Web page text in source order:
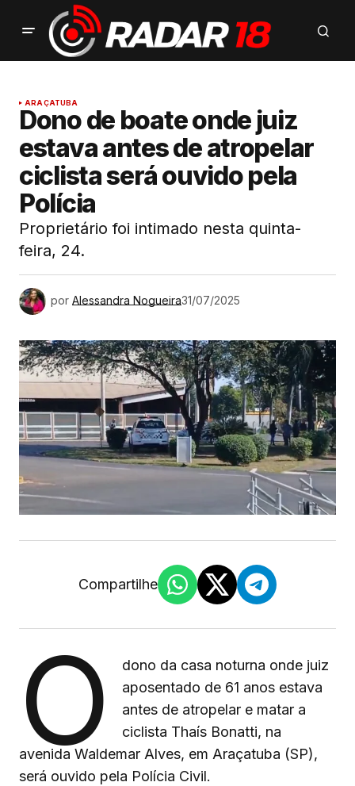
ARAÇATUBA
Dono de boate onde juiz
estava antes de atropelar
ciclista será ouvido pela
Polícia
Proprietário foi intimado nesta quinta-
feira, 24.
por Alessandra Nogueira31/07/2025
Compartilhe
O
dono da casa noturna onde juiz
aposentado de 61 anos estava
antes de atropelar e matar a
ciclista Thaís Bonatti, na
avenida Waldemar Alves, em Araçatuba (SP),
será ouvido pela Polícia Civil.